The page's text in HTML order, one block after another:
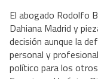
El abogado Rodolfo
Dahiana Madrid y
decisión aunque la
personal y
político para los